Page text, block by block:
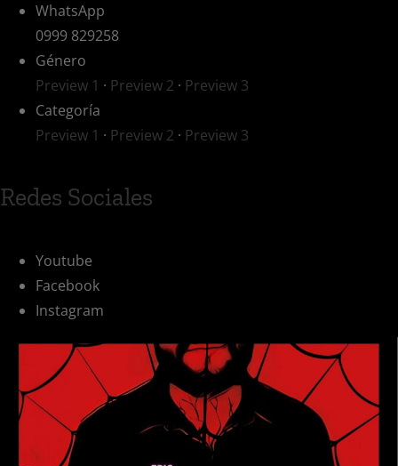
WhatsApp
0999 829258
Género
Preview 1 · Preview 2 · Preview 3
Categoría
Preview 1 · Preview 2 · Preview 3
Redes Sociales
Youtube
Facebook
Instagram